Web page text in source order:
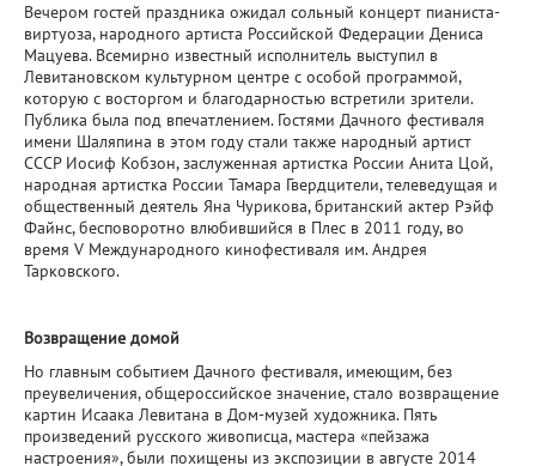
Вечером гостей праздника ожидал сольный концерт пианиста-
виртуоза, народного артиста Российской Федерации Дениса
Мацуева. Всемирно известный исполнитель выступил в
Левитановском культурном центре с особой программой,
которую с восторгом и благодарностью встретили зрители.
Публика была под впечатлением. Гостями Дачного фестиваля
имени Шаляпина в этом году стали также народный артист
СССР Иосиф Кобзон, заслуженная артистка России Анита Цой,
народная артистка России Тамара Гвердцители, телеведущая и
общественный деятель Яна Чурикова, британский актер Рэйф
Файнс, бесповоротно влюбившийся в Плес в 2011 году, во
время V Международного кинофестиваля им. Андрея
Тарковского.
Возвращение домой
Но главным событием Дачного фестиваля, имеющим, без
преувеличения, общероссийское значение, стало возвращение
картин Исаака Левитана в Дом-музей художника. Пять
произведений русского живописца, мастера «пейзажа
настроения», были похищены из экспозиции в августе 2014